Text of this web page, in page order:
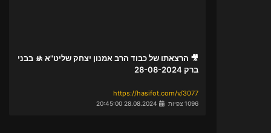
🎥 הרצאתו של כבוד הרב אמנון יצחק שליט"א 🚸 בבני
ברק 28-08-2024
https://hasifot.com/v/3077
1096 צפיות